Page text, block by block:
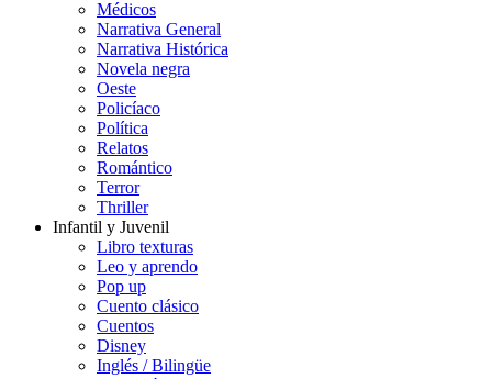
Médicos
Narrativa General
Narrativa Histórica
Novela negra
Oeste
Policíaco
Política
Relatos
Romántico
Terror
Thriller
Infantil y Juvenil
Libro texturas
Leo y aprendo
Pop up
Cuento clásico
Cuentos
Disney
Inglés / Bilingüe